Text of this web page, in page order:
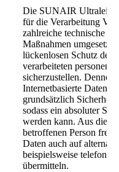
Die SUNAIR
für die Verarbeitung
zahlreiche technische
Maßnahmen umgesetzt,
lückenlosen Schutz der
verarbeiteten
sicherzustellen.
Internetbasierte
grundsätzlich
sodass ein absoluter
werden kann. Aus
betroffenen Person frei,
Daten auch auf
beispielsweise
übermitteln.